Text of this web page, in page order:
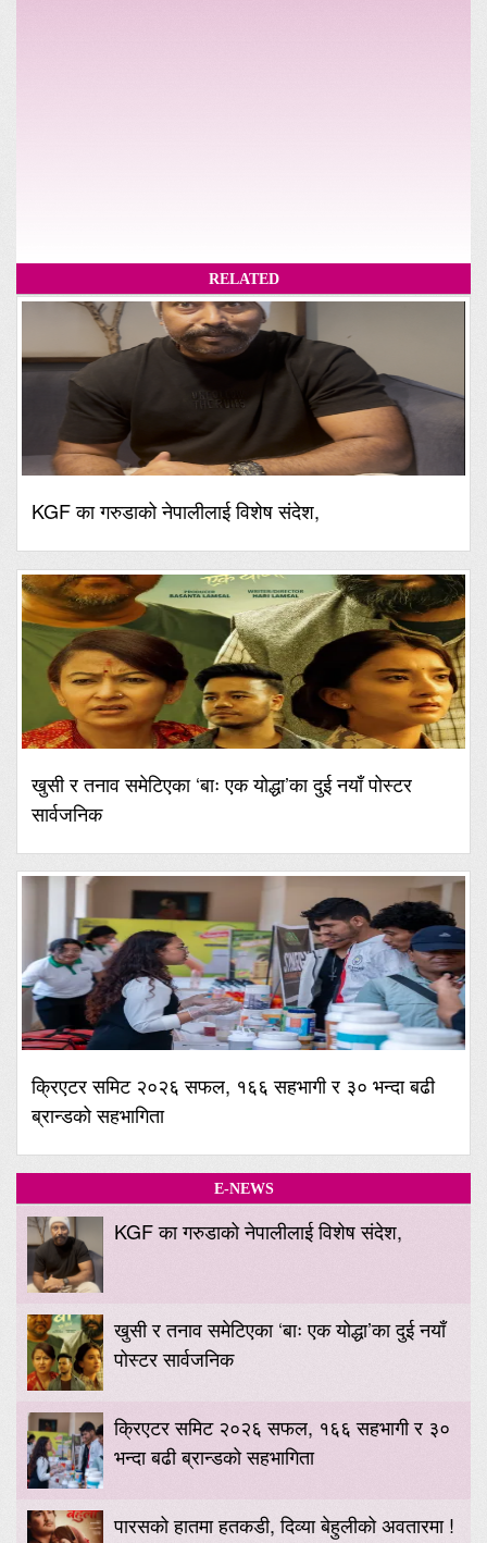
RELATED
KGF का गरुडाको नेपालीलाई विशेष संदेश,
खुसी र तनाव समेटिएका ‘बाः एक योद्धा’का दुई नयाँ पोस्टर
सार्वजनिक
क्रिएटर समिट २०२६ सफल, १६६ सहभागी र ३० भन्दा बढी
ब्रान्डको सहभागिता
E-NEWS
KGF का गरुडाको नेपालीलाई विशेष संदेश,
खुसी र तनाव समेटिएका ‘बाः एक योद्धा’का दुई नयाँ
पोस्टर सार्वजनिक
क्रिएटर समिट २०२६ सफल, १६६ सहभागी र ३०
भन्दा बढी ब्रान्डको सहभागिता
पारसको हातमा हतकडी, दिव्या बेहुलीको अवतारमा !